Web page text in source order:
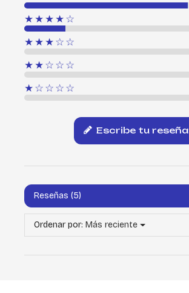
★★★★☆
★★★☆☆
★★☆☆☆
★☆☆☆☆
Escribe tu reseña
Reseñas (5)
Ordenar por: Más reciente